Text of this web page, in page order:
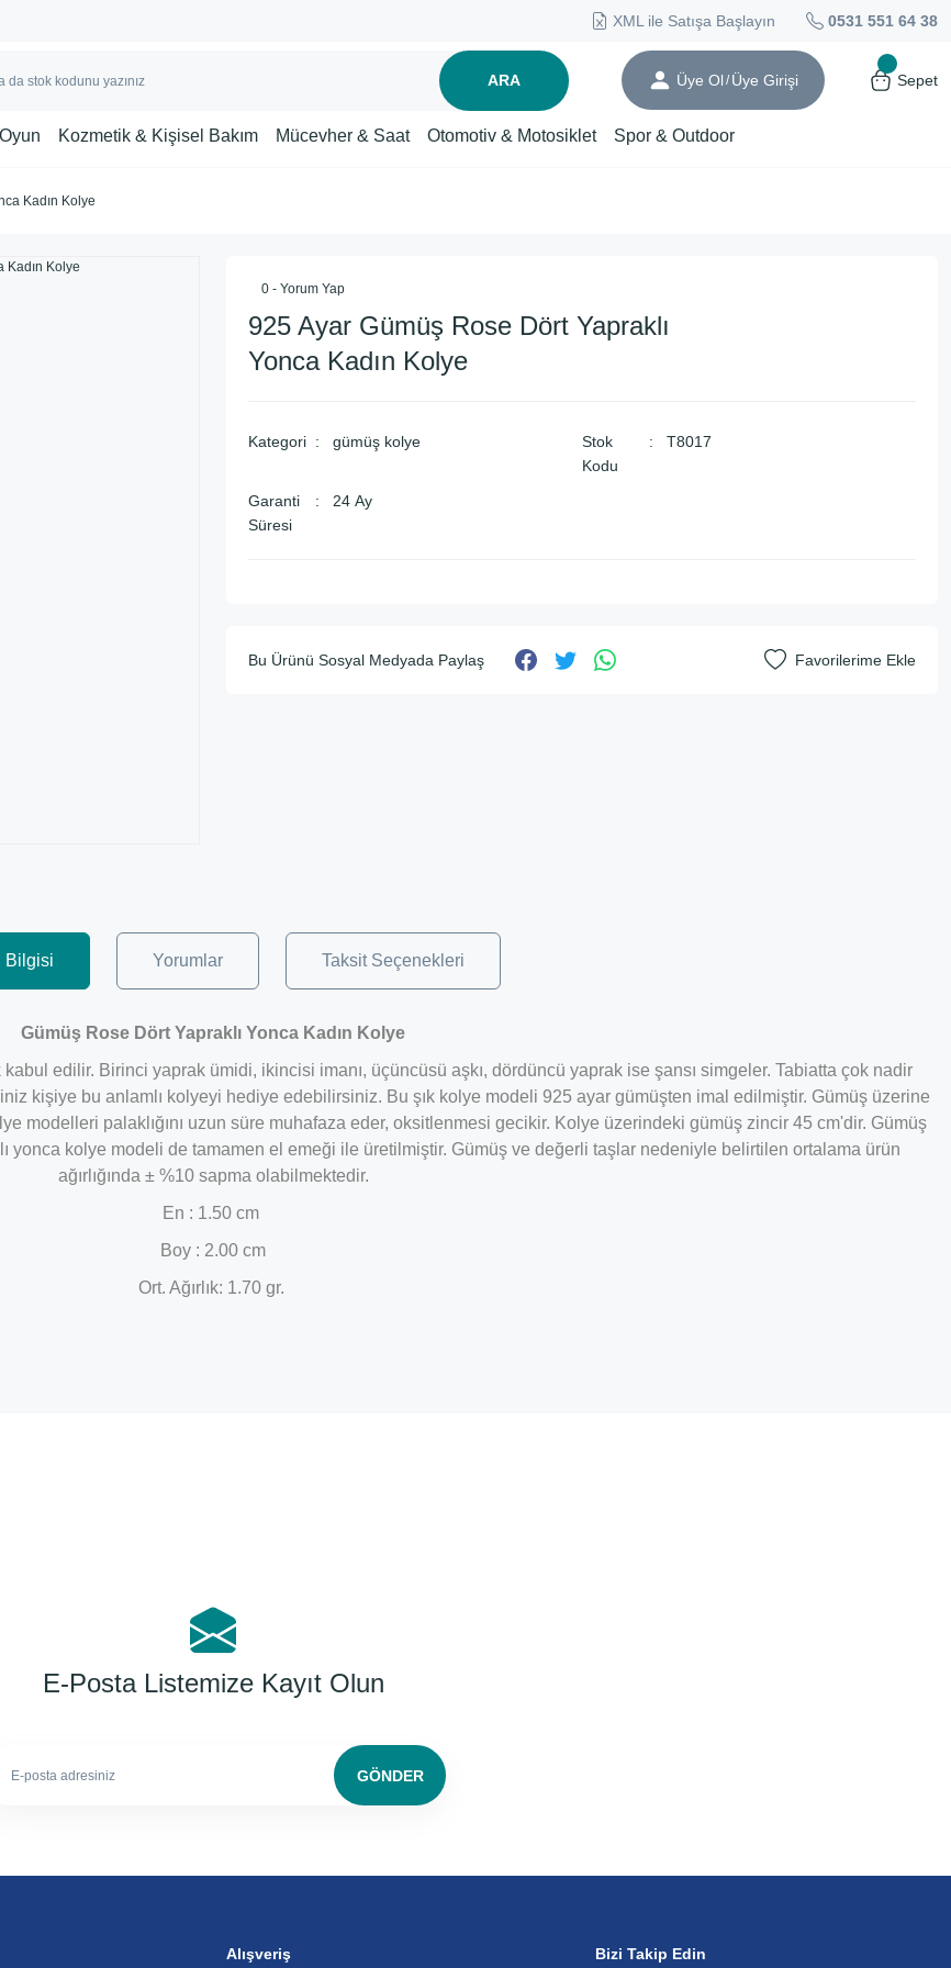
XML ile Satışa Başlayın 0531 551 64 38
ARA Üye Ol/ Üye Girişi Sepet
Kozmetik & Kişisel Bakım Mücevher & Saat Otomotiv & Motosiklet Spor & Outdoor
Kadın Kolye
0 - Yorum Yap
925 Ayar Gümüş Rose Dört Yapraklı
Yonca Kadın Kolye
Kategori gümüş kolye
Stok
Kodu
T8017
Garanti
Süresi
24 Ay
Bu Ürünü Sosyal Medyada Paylaş
Bilgisi Yorumlar Taksit Seçenekleri
Gümüş Rose Dört Yapraklı Yonca Kadın Kolye
edilir. Birinci yaprak ümidi, ikincisi imanı, üçüncüsü aşkı, dördüncü yaprak ise şansı simgeler. Tabiatta çok nadir
kişiye bu anlamlı kolyeyi hediye edebilirsiniz. Bu şık kolye modeli 925 ayar gümüşten imal edilmiştir. Gümüş üzerine
modelleri palaklığını uzun süre muhafaza eder, oksitlenmesi gecikir. Kolye üzerindeki gümüş zincir 45 cm'dir. Gümüş
yonca kolye modeli de tamamen el emeği ile üretilmiştir. Gümüş ve değerli taşlar nedeniyle belirtilen ortalama ürün
ağırlığında ± %10 sapma olabilmektedir.
En : 1.50 cm
Boy : 2.00 cm
Ort. Ağırlık: 1.70 gr.
E-Posta Listemize Kayıt Olun
GÖNDER
Alışveriş Bizi Takip Edin